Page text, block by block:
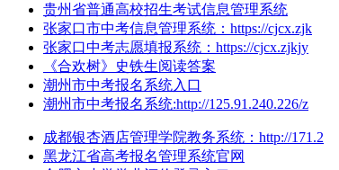
贵州省普通高校招生考试信息管理系统
张家口市中考信息管理系统：https://cjcx.zjk
张家口中考志愿填报系统：https://cjcx.zjkjy
《合欢树》史铁生阅读答案
潮州市中考报名系统入口
潮州市中考报名系统:http://125.91.240.226/z
成都银杏酒店管理学院教务系统：http://171.2
黑龙江省高考报名管理系统官网